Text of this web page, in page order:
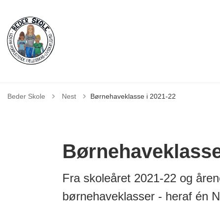
Beder Skole Tilbage til
Nest Børnehaveklasse i 2021-22
Fra skoleåret 2021-22 og
børnehaveklasser - heraf én